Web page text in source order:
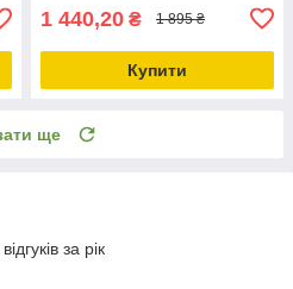
1 440,20 ₴ 1 895 ₴
Купити
ще
за рік